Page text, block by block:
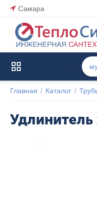
Самара
Главная / Каталог /